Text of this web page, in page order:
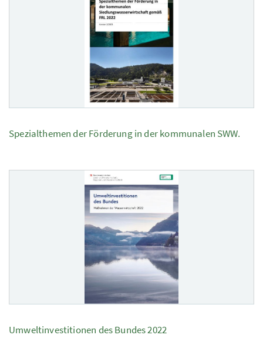
Spezialthemen der Förderung in der kommunalen SWW.
Umweltinvestitionen des Bundes 2022